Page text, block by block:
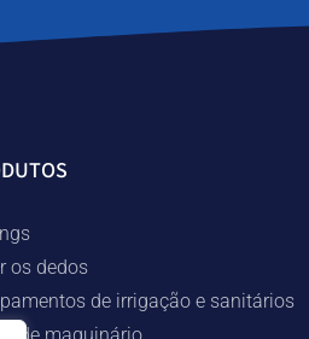
os dedos
de irrigação e sanitários